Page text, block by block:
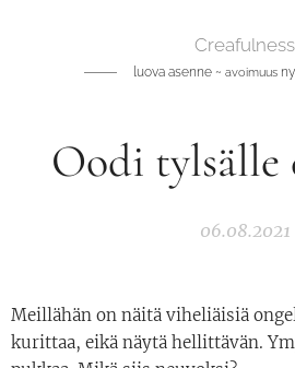
Creafulness
luova asenne ~ avoimuus
Oodi tylsälle
06.08.2021
Meillähän on näitä viheliäisiä
kurittaa, eikä näytä hellittävän.